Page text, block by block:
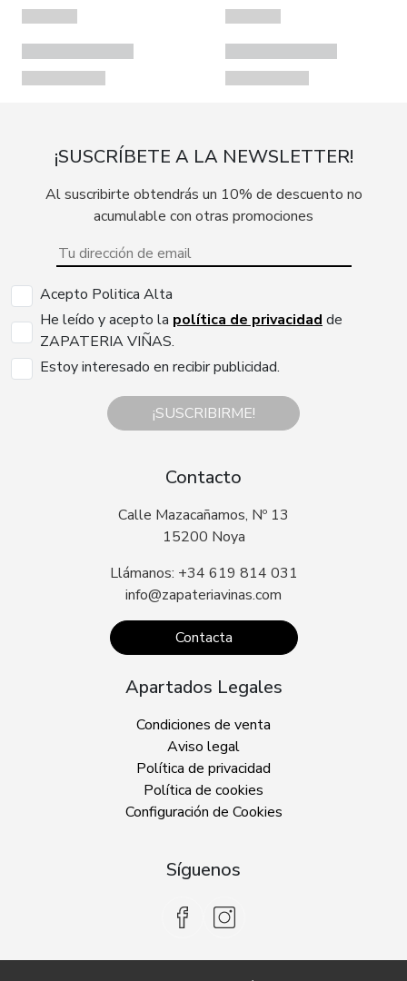
¡SUSCRÍBETE A LA NEWSLETTER!
Al suscribirte obtendrás un 10% de descuento no
acumulable con otras promociones
Acepto Politica Alta
He leído y acepto la política de privacidad de
ZAPATERIA VIÑAS.
Estoy interesado en recibir publicidad.
¡SUSCRIBIRME!
Contacto
Calle Mazacañamos, Nº 13
15200 Noya
Llámanos: +34 619 814 031
info@zapateriavinas.com
Contacta
Apartados Legales
Condiciones de venta
Aviso legal
Política de privacidad
Política de cookies
Configuración de Cookies
Síguenos